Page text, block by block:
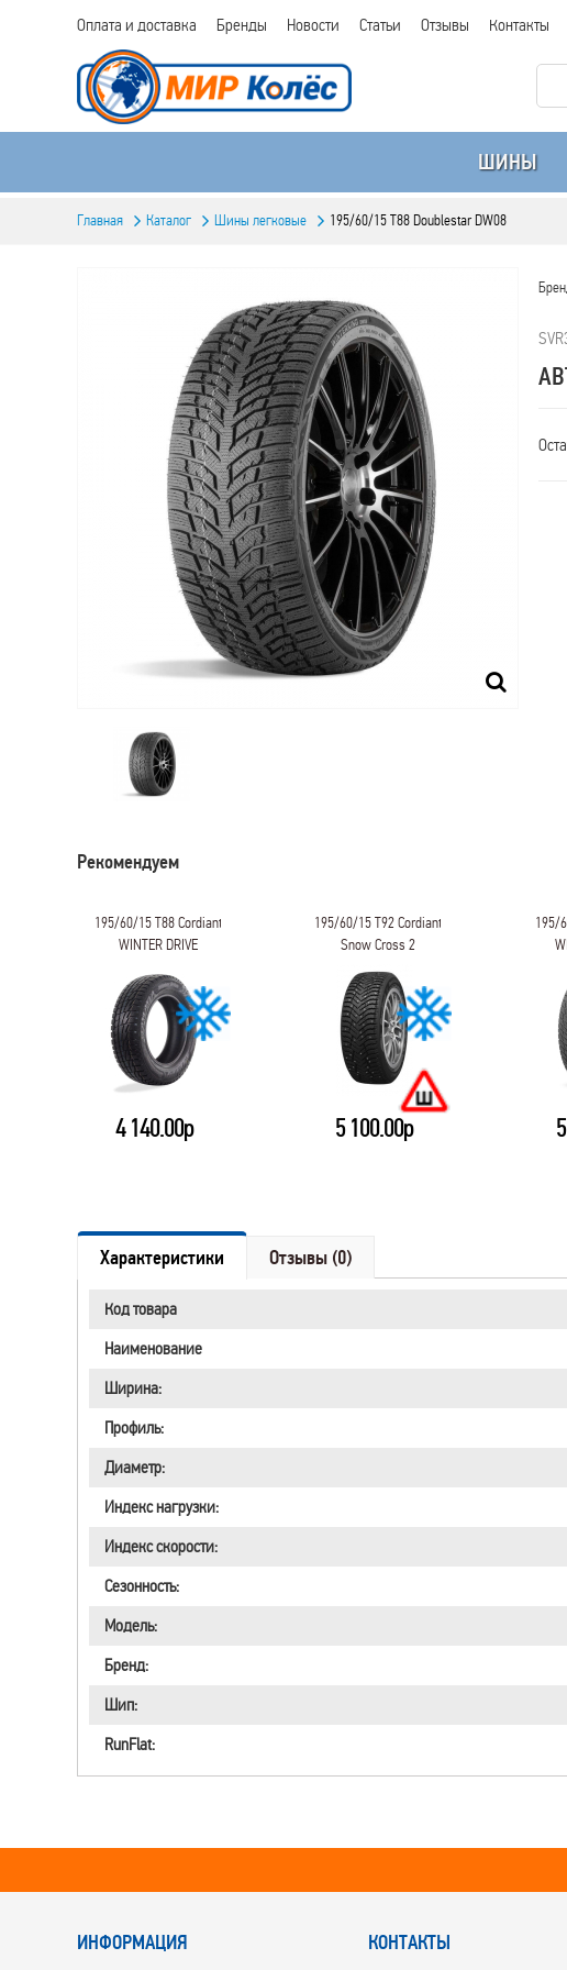
Оплата и доставка Бренды Новости Статьи Отзывы Контакты
ШИНЫ
Главная Каталог Шины легковые 195/60/15 T88 Doublestar DW08
Рекомендуем
195/60/15 T88 Cordiant
WINTER DRIVE
4 140.00р
195/60/15 T92 Cordiant
Snow Cross 2
5 100.00р
195/
Характеристики Отзывы (0)
Код товара
Наименование
Ширина:
Профиль:
Диаметр:
Индекс нагрузки:
Индекс скорости:
Сезонность:
Модель:
Бренд:
Шип:
RunFlat:
ИНФОРМАЦИЯ КОНТАКТЫ